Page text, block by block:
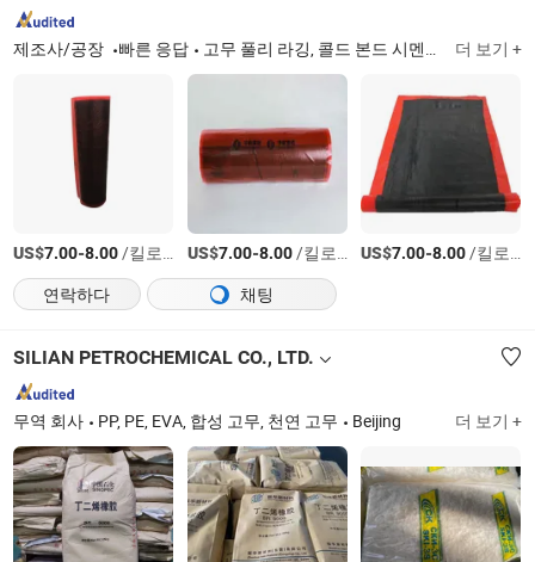
제조사/공장 빠른 응답 고무 풀리 라깅, 콜드 본드 시멘트, 임팩트 베드 바, 컨베이어 벨트 클리너, 컨베이어 수리 스트립 및 패치, 타이어 리그루버, 강철 코드 벨트 스트리퍼 기계, 타이 고무, 경화되지 않은 커버 고무 더 보기 +
US$7.00-8.00/킬로그램 US$7.00-8.00/킬로그램 US$7.00-8.00/킬로그램
연락하다
채팅
SILIAN PETROCHEMICAL CO., LTD.
무역 회사 PP, PE, EVA, 합성 고무, 천연 고무 Beijing 더 보기 +